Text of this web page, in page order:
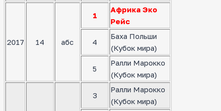
2017 14 абс
1
Африка Эко
Рейс
4
Баха Польши
(Кубок мира)
5
Ралли Марокко
(Кубок мира)
3
Ралли Марокко
(Кубок мира)